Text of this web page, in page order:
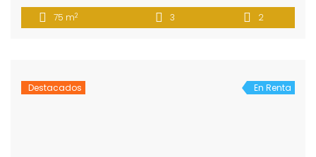
supermercados, a rutas de transporte público. El inmueble
cuenta con 3 alcobas, 2 baños, sala comedor, cocina
75 m2 3 2
Destacados En Renta